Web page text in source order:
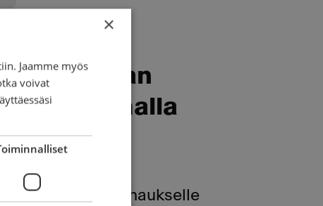
hinnan
antamalla
näet hinnan hinaukselle
×
Jaamme myös
voivat